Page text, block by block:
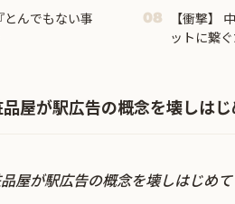
とんでもない事
08
【衝撃】
ットに繋
屋が駅広告の概念を壊しは
屋が駅広告の概念を壊しはじめ